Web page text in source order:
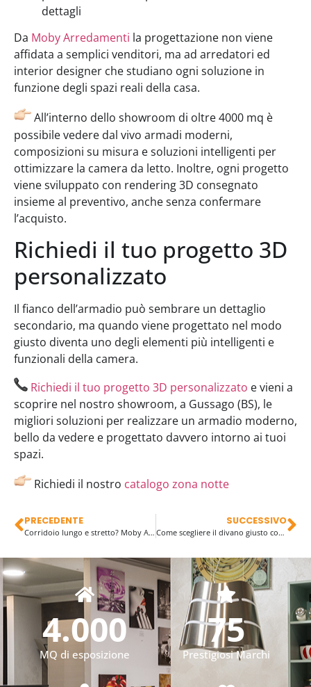
dettagli
Da Moby Arredamenti la progettazione non viene
affidata a semplici venditori, ma ad arredatori ed
interior designer che studiano ogni soluzione in
funzione degli spazi reali della casa.
All’interno dello showroom di oltre 4000 mq è
possibile vedere dal vivo armadi moderni,
composizioni su misura e soluzioni intelligenti per
ottimizzare la camera da letto. Inoltre, ogni progetto
viene sviluppato con rendering 3D consegnato
insieme al preventivo, anche senza confermare
l’acquisto.
Richiedi il tuo progetto 3D
personalizzato
Il fianco dell’armadio può sembrare un dettaglio
secondario, ma quando viene progettato nel modo
giusto diventa uno degli elementi più intelligenti e
funzionali della camera.
Richiedi il tuo progetto 3D personalizzato e vieni a
scoprire nel nostro showroom, a Gussago (BS), le
migliori soluzioni per realizzare un armadio moderno,
bello da vedere e progettato davvero intorno ai tuoi
spazi.
Richiedi il nostro catalogo zona notte
PRECEDENTE
Corridoio lungo e stretto? Moby Arredamenti ti mostra come valorizzarlo davvero
SUCCESSIVO
Come scegliere il divano giusto con Moby Arredamenti: la guida completa alle 4 soluzioni intelligenti
MQ di esposizione
4.000
Prestigiosi Marchi
75